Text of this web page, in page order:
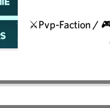
⚔️Pvp-Faction /